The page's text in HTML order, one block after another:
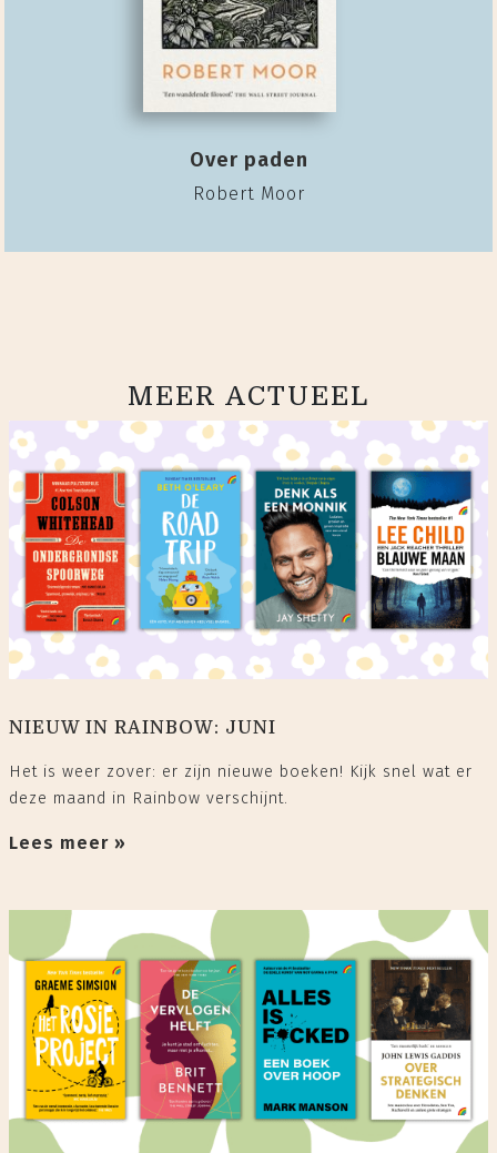
Over paden
Robert Moor
MEER ACTUEEL
NIEUW IN RAINBOW: JUNI
Het is weer zover: er zijn nieuwe boeken! Kijk snel wat er
deze maand in Rainbow verschijnt.
Lees meer »